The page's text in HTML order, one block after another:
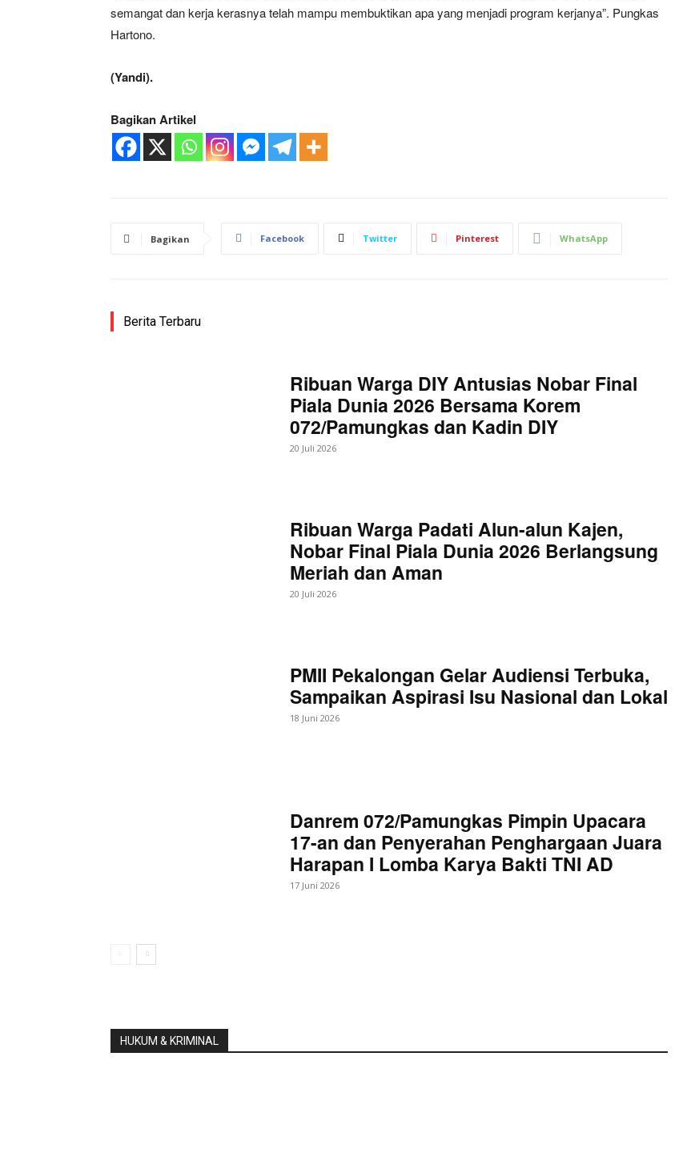
SUBSCRIBE NOW
About
Kurang dari 3 Jam, Polisi Tangkap Terduga Pembunuh
semangat dan kerja kerasnya telah mampu membuktikan apa yang menjadi program kerjanya”. Pungkas
Hartono.
(Yandi).
Bagikan Artikel
Bagikan Facebook Twitter Pinterest WhatsApp
Berita Terbaru
Ribuan Warga DIY Antusias Nobar Final
Piala Dunia 2026 Bersama Korem
072/Pamungkas dan Kadin DIY
20 Juli 2026
Ribuan Warga Padati Alun-alun Kajen,
Nobar Final Piala Dunia 2026 Berlangsung
Meriah dan Aman
20 Juli 2026
PMII Pekalongan Gelar Audiensi Terbuka,
Sampaikan Aspirasi Isu Nasional dan Lokal
18 Juni 2026
Danrem 072/Pamungkas Pimpin Upacara
17-an dan Penyerahan Penghargaan Juara
Harapan I Lomba Karya Bakti TNI AD
17 Juni 2026
HUKUM & KRIMINAL